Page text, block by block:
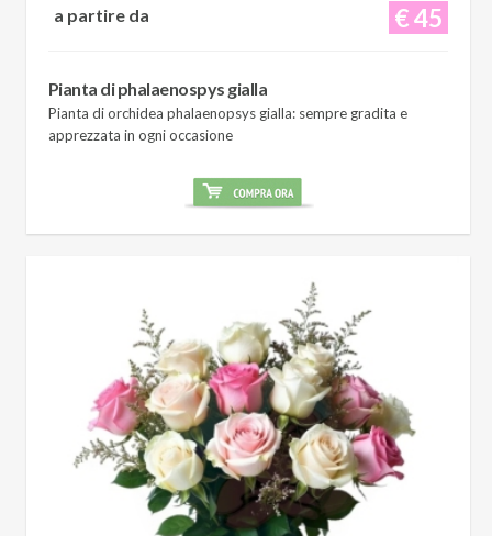
€ 45
a partire da
Pianta di phalaenospys gialla
Pianta di orchidea phalaenopsys gialla: sempre gradita e
apprezzata in ogni occasione